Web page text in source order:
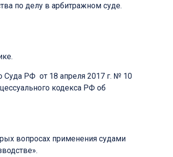
по делу в арбитражном суде.
Суда РФ от 18 апреля 2017 г. № 10
кодекса РФ об
вопросах применения судами